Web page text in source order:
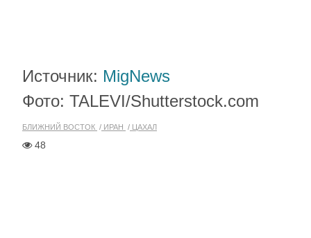
Источник: MigNews
Фото: TALEVI/Shutterstock.com
БЛИЖНИЙ ВОСТОК ИРАН ЦАХАЛ
48